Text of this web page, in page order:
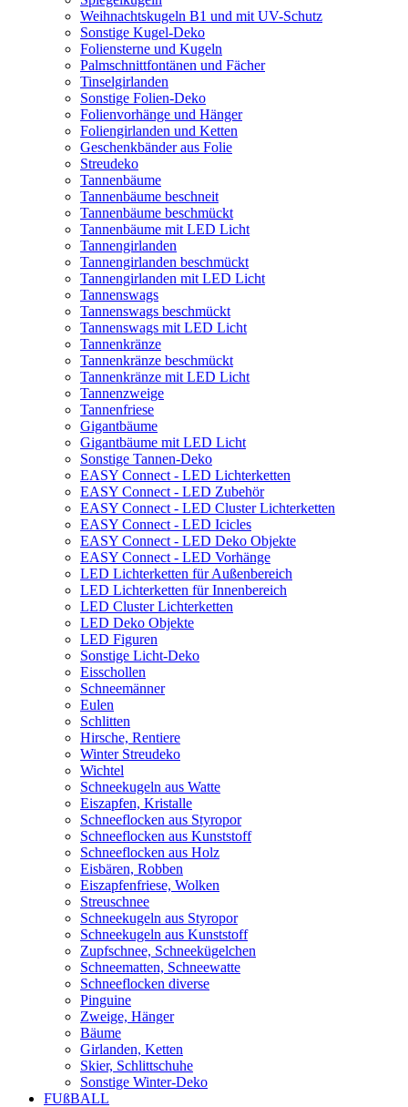
Weihnachtskugeln B1 und mit UV-Schutz
Sonstige Kugel-Deko
Foliensterne und Kugeln
Palmschnittfontänen und Fächer
Tinselgirlanden
Sonstige Folien-Deko
Folienvorhänge und Hänger
Foliengirlanden und Ketten
Geschenkbänder aus Folie
Streudeko
Tannenbäume
Tannenbäume beschneit
Tannenbäume beschmückt
Tannenbäume mit LED Licht
Tannengirlanden
Tannengirlanden beschmückt
Tannengirlanden mit LED Licht
Tannenswags
Tannenswags beschmückt
Tannenswags mit LED Licht
Tannenkränze
Tannenkränze beschmückt
Tannenkränze mit LED Licht
Tannenzweige
Tannenfriese
Gigantbäume
Gigantbäume mit LED Licht
Sonstige Tannen-Deko
EASY Connect - LED Lichterketten
EASY Connect - LED Zubehör
EASY Connect - LED Cluster Lichterketten
EASY Connect - LED Icicles
EASY Connect - LED Deko Objekte
EASY Connect - LED Vorhänge
LED Lichterketten für Außenbereich
LED Lichterketten für Innenbereich
LED Cluster Lichterketten
LED Deko Objekte
LED Figuren
Sonstige Licht-Deko
Eisschollen
Schneemänner
Eulen
Schlitten
Hirsche, Rentiere
Winter Streudeko
Wichtel
Schneekugeln aus Watte
Eiszapfen, Kristalle
Schneeflocken aus Styropor
Schneeflocken aus Kunststoff
Schneeflocken aus Holz
Eisbären, Robben
Eiszapfenfriese, Wolken
Streuschnee
Schneekugeln aus Styropor
Schneekugeln aus Kunststoff
Zupfschnee, Schneekügelchen
Schneematten, Schneewatte
Schneeflocken diverse
Pinguine
Zweige, Hänger
Bäume
Girlanden, Ketten
Skier, Schlittschuhe
Sonstige Winter-Deko
FUßBALL